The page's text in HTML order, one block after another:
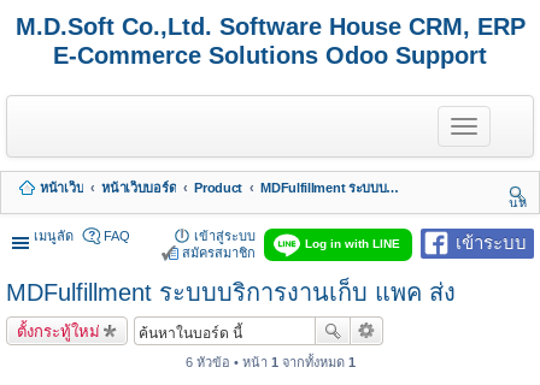
M.D.Soft Co.,Ltd. Software House CRM, ERP
E-Commerce Solutions Odoo Support
T
o
g
e
n
a
หน้าเว็บ หน้าเว็บบอร์ด Product
MDFulfillment ระบบบริการงานเก็บ แพค ส่ง
นห
า
เมนูลัด
เข้าระบบ
Log in with LINE
FAQ
เข้าสู่ระบบ
สมัครสมาชิก
MDFulfillment ระบบบริการงานเก็บ แพค ส่ง
ตั้งกระทู้ใหม่
6 หัวข้อ • หน้า 1 จากทั้งหมด 1